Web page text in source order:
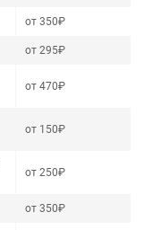
от 350₽
от 295₽
от 470₽
от 150₽
от 250₽
от 350₽